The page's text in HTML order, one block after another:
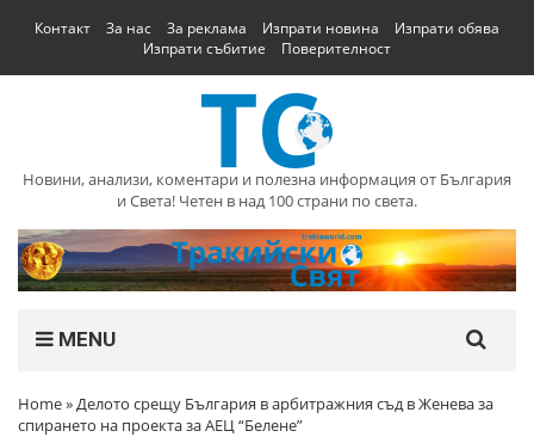
Контакт За нас За реклама Изпрати новина
Изпрати обява
Изпрати събитие
Поверителност
Новини, анализи, коментари и полезна информация от България
и Света! Четен в над 100 страни по света.
MENU
Home»Делото срещу България в арбитражния съд в Женева за
спирането на проекта за АЕЦ “Белене”